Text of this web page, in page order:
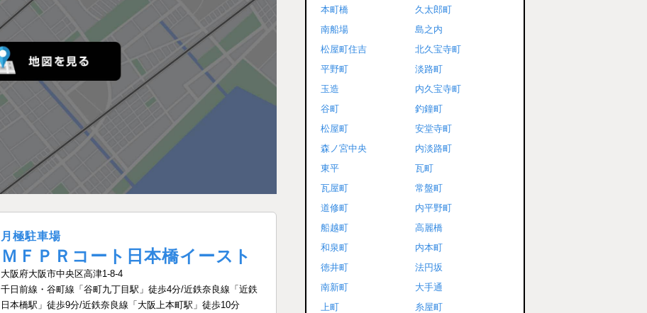
月極駐車場
ＭＦＰＲコート日本橋イースト
大阪府大阪市中央区高津1-8-4
千日前線・谷町線「谷町九丁目駅」徒歩4分/近鉄奈良線「近鉄
日本橋駅」徒歩9分/近鉄奈良線「大阪上本町駅」徒歩10分
本町橋
久太郎町
南船場
島之内
松屋町住吉
北久宝寺町
平野町
淡路町
玉造
内久宝寺町
谷町
釣鐘町
松屋町
安堂寺町
森ノ宮中央
内淡路町
東平
瓦町
瓦屋町
常盤町
道修町
内平野町
船越町
高麗橋
和泉町
内本町
徳井町
法円坂
南新町
大手通
上町
糸屋町